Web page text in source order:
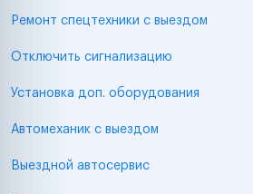
Ремонт спецтехники с выездом
Отключить сигнализацию
Установка доп. оборудования
Автомеханик с выездом
Выездной автосервис